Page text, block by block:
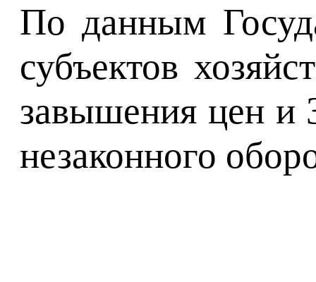
По данным
субъектов
завышения цен и
незаконного